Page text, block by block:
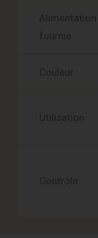
Alimentation
fournie
Couleur
Utilisation
Contrôle